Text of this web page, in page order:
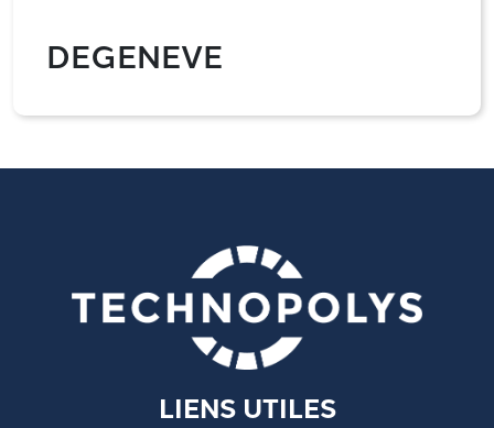
DEGENEVE
LIENS UTILES